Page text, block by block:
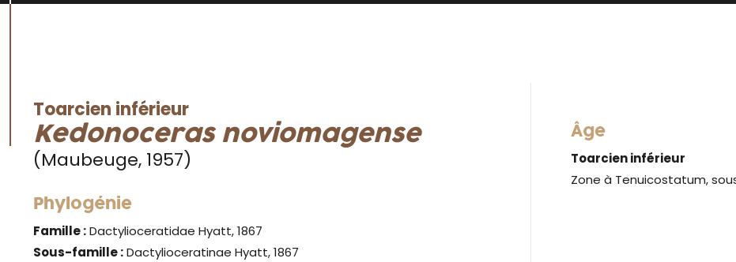
Toarcien inférieur
Kedonoceras noviomagense
(Maubeuge, 1957)
Phylogénie
Famille :Dactylioceratidae Hyatt, 1867
Sous-famille :Dactylioceratinae Hyatt, 1867
Âge
Toarcien inférieur
Zone à Tenuicostatum,